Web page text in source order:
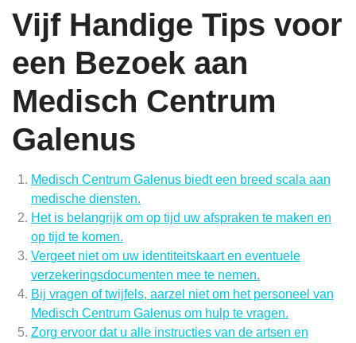
Vijf Handige Tips voor
een Bezoek aan
Medisch Centrum
Galenus
Medisch Centrum Galenus biedt een breed scala aan
medische diensten.
Het is belangrijk om op tijd uw afspraken te maken en
op tijd te komen.
Vergeet niet om uw identiteitskaart en eventuele
verzekeringsdocumenten mee te nemen.
Bij vragen of twijfels, aarzel niet om het personeel van
Medisch Centrum Galenus om hulp te vragen.
Zorg ervoor dat u alle instructies van de artsen en